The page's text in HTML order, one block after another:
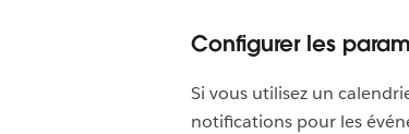
Configurer les
Si vous utilisez un
notifications pour les